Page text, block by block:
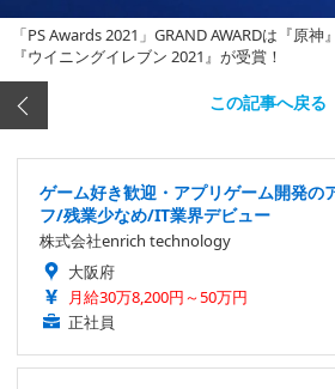
「PS Awards 2021」GRAND AWARDは『原神
『ウイニングイレブン 2021』が受賞！
この記事へ戻る
ゲーム好き歓迎・アプリゲーム開発の
フ/残業少なめ/IT業界デビュー
株式会社enrich technology
大阪府
月給30万8,200円～50万円
正社員